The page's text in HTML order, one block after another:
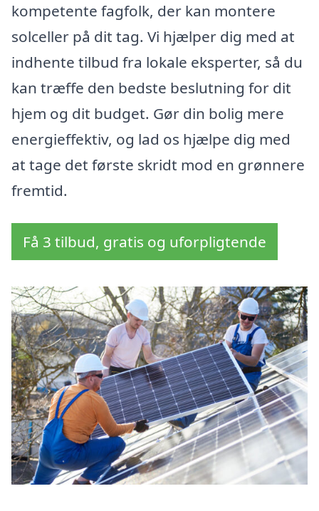
kompetente fagfolk, der kan montere
solceller på dit tag. Vi hjælper dig med at
indhente tilbud fra lokale eksperter, så du
kan træffe den bedste beslutning for dit
hjem og dit budget. Gør din bolig mere
energieffektiv, og lad os hjælpe dig med
at tage det første skridt mod en grønnere
fremtid.
Få 3 tilbud, gratis og uforpligtende